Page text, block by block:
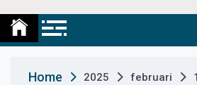
e
t
Medemblik
Home 2025 februari